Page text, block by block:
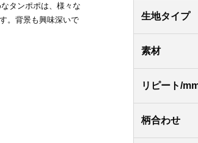
タンポポは、様々な
。背景も興味深いで
生地タイプ
素材
リピート/
柄合わせ